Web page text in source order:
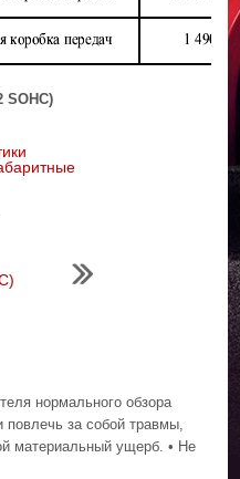
SOHC)
нормального обзора
за собой травмы,
материальный ущерб. • Не